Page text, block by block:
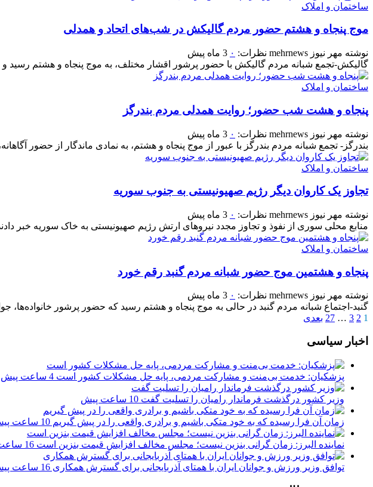
ساختمان و املاک
موج پنجاه‌ و هشتم حضور مردم گالیکش در شب‌های اتحاد و همدلی
نوشته مهر نیوز mehrnews نظرات: ۰ 3 ماه پیش
گالیکش-تجمع شبانه مردم گالیکش با حضور پرشور اقشار مختلف، به موج پنجاه‌ و هشتم رسید
ساختمان و املاک
پنجاه‌ و هشت شب حضور؛ روایت همدلی مردم بندرگز
نوشته مهر نیوز mehrnews نظرات: ۰ 3 ماه پیش
بندرگز- تجمع شبانه مردم بندرگز با عبور از موج پنجاه‌ و هشتم، به نمادی ماندگار از حضور
ساختمان و املاک
تجاوز یک کاروان دیگر رژیم صهیونیستی به جنوب سوریه
نوشته مهر نیوز mehrnews نظرات: ۰ 3 ماه پیش
منابع محلی سوری از نفوذ و تجاوز مجدد نیروهای ارتش رژیم صهیونیستی به خاک سوریه خبر
ساختمان و املاک
پنجاه‌ و هشتمین موج حضور شبانه مردم گنبد رقم خورد
نوشته مهر نیوز mehrnews نظرات: ۰ 3 ماه پیش
گنبد-اجتماع شبانه مردم گنبد در حالی به موج پنجاه‌ و هشتم رسید که حضور پرشور خانواده‌ها،
1
2
3
…
27 بعدی
اخبار سیاسی
پزشکیان: خدمت بی‌منت و مشارکت مردمی، پایه حل مشکلات کشور است 4 ساعت پیش
وزیر کشور درگذشت فرماندار رامیان را تسلیت گفت 10 ساعت پیش
زمان آن فرا رسیده که به خود متکی باشیم و برادری واقعی را در پیش گیریم 10 ساعت پیش
نماینده البرز: زمان گرانی بنزین نیست؛ مجلس مخالف افزایش قیمت بنزین است 16 ساعت پیش
توافق وزیر ورزش و جوانان ایران با همتای آذربایجانی برای گسترش همکاری 16 ساعت پیش